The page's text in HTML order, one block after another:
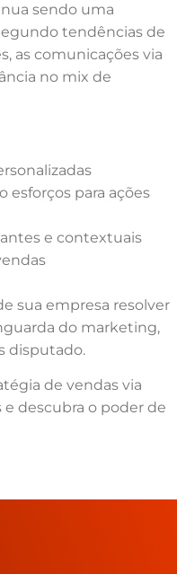
sendo uma
tendências de
as comunicações via
no mix de
para ações
e contextuais
sua empresa resolver
do marketing,
disputado.
de vendas via
descubra o poder de